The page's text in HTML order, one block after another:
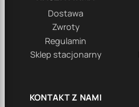
Dostawa
Zwroty
Regulamin
Sklep stacjonarny
KONTAKT Z NAMI